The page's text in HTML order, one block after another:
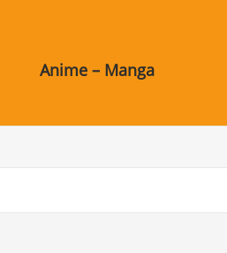
Anime – Manga